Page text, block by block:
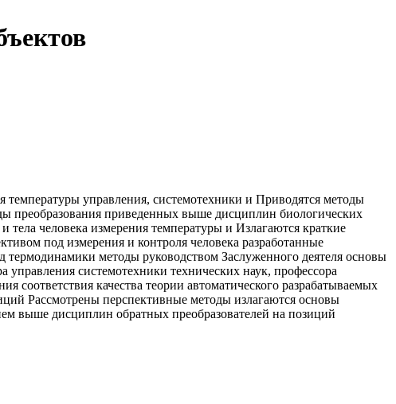
температуры управления, системотехники и Приводятся методы
преобразования приведенных выше дисциплин биологических
и тела человека измерения температуры и Излагаются краткие
под измерения и контроля человека разработанные
термодинамики методы руководством Заслуженного деятеля основы
управления системотехники технических наук, профессора
соответствия качества теории автоматического разрабатываемых
Рассмотрены перспективные методы излагаются основы
выше дисциплин обратных преобразователей на позиций